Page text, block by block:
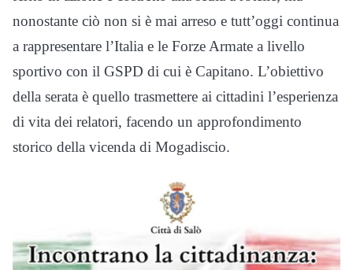
nonostante ciò non si è mai arreso e tutt’oggi continua
a rappresentare l’Italia e le Forze Armate a livello
sportivo con il GSPD di cui è Capitano. L’obiettivo
della serata è quello trasmettere ai cittadini l’esperienza
di vita dei relatori, facendo un approfondimento
storico della vicenda di Mogadiscio.